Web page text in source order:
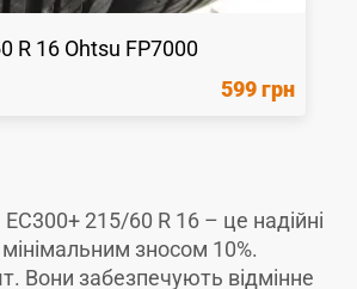
R 16 Ohtsu FP7000
599 грн
215/60 R 16 – це надійні
зносом 10%.
Вони забезпечують відмінне